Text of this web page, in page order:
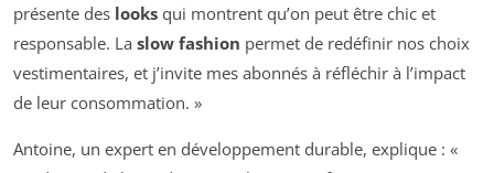
présente des looks qui montrent qu’on peut être chic et
responsable. La slow fashion permet de redéfinir nos choix
vestimentaires, et j’invite mes abonnés à réfléchir à l’impact
de leur consommation. »
Antoine, un expert en développement durable, explique : «